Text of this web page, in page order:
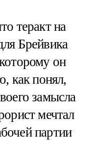
теракт на
Брейвика
он
как понял,
замысла
мечтал
партии